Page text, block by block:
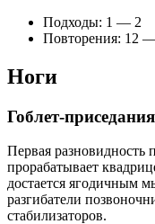
Подходы: 1 — 2
Повторения: 12
Ноги
Гоблет-приседания
Первая разновидность
прорабатывает
достается ягодичным
разгибатели
стабилизаторов.